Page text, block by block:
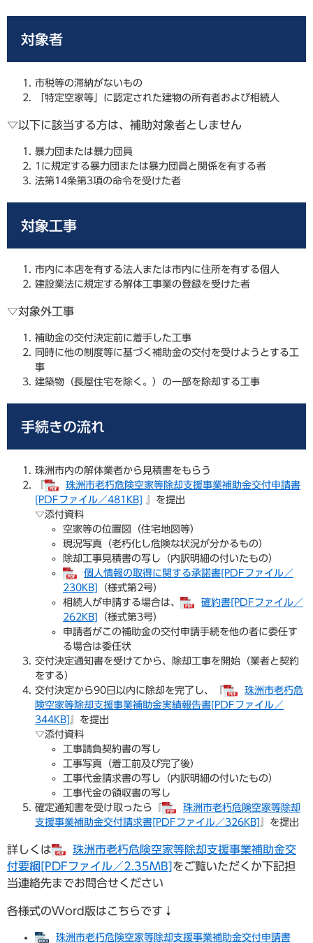
対象者
市税等の滞納がないもの
「特定空家等」に認定された建物の所有者および相続人
▽以下に該当する方は、補助対象者としません
暴力団または暴力団員
1に規定する暴力団または暴力団員と関係を有する者
法第14条第3項の命令を受けた者
​対象工事
市内に本店を有する法人または市内に住所を有する個人
建設業法に規定する解体工事業の登録を受けた者
▽対象外工事
補助金の交付決定前に着手した工事
同時に他の制度等に基づく補助金の交付を受けようとする工
事
建築物（長屋住宅を除く。）の一部を除却する工事
手続きの流れ
珠洲市内の解体業者から見積書をもらう
珠洲市老朽危険空家等除却支援事業補助金交付申請書
[PDFファイル／481KB]
』を提出
​▽添付資料
空家等の位置図（住宅地図等）
現況写真（老朽化し危険な状況が分かるもの）
除却工事見積書の写し（内訳明細の付いたもの）
個人情報の取得に関する承諾書[PDFファイル／
230KB]
（様式第2号）
相続人が申請する場合は、
確約書[PDFファイル／
262KB]
（様式第3号）
申請者がこの補助金の交付申請手続を他の者に委任す
る場合は委任状
交付決定通知書を受けてから、除却工事を開始（業者と契約
をする）
交付決定から90日以内に除却を完了し、『
珠洲市老朽危
険空家等除却支援事業補助金実績報告書[PDFファイル／
344KB]
』を提出
​▽添付資料
工事請負契約書の写し
工事写真（着工前及び完了後）
工事代金請求書の写し（内訳明細の付いたもの）
工事代金の領収書の写し
確定通知書を受け取ったら『
珠洲市老朽危険空家等除却
支援事業補助金交付請求書[PDFファイル／326KB]
』を提出
詳しくは
珠洲市老朽危険空家等除却支援事業補助金交
付要綱[PDFファイル／2.35MB] をご覧いただくか下記担
当連絡先までお問合せください
各様式のWord版はこちらです↓
珠洲市老朽危険空家等除却支援事業補助金交付申請書